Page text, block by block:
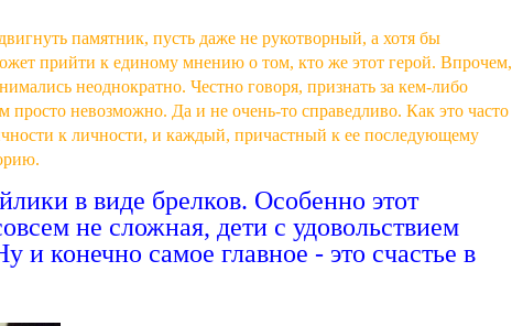
памятник, пусть даже не рукотворный, а хотя бы
прийти к единому мнению о том, кто же этот герой. Впрочем,
неоднократно. Честно говоря, признать за кем-либо
просто невозможно. Да и не очень-то справедливо. Как это часто
к личности, и каждый, причастный к ее последующему
в виде брелков. Особенно этот
не сложная, дети с удовольствием
и конечно самое главное - это счастье в